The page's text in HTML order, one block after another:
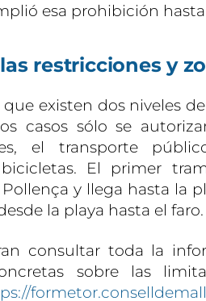
esa prohibición
restricciones y
existen dos niveles
casos sólo se
el transporte
El primer
y llega hasta la
la playa hasta el faro.
consultar toda la
sobre las